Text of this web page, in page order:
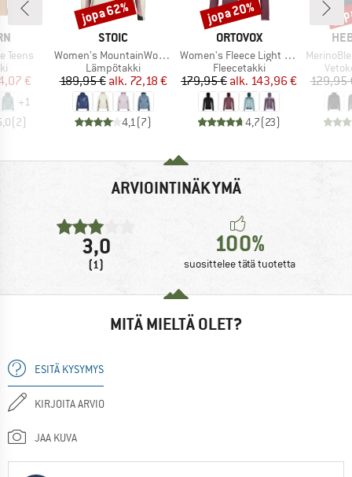
Teens
hinta
€
+1
(2)
MERKKI
STOIC
Tuote
Women's MountainWool60 JokkmokkSt. Hoody
Tuoteryhmä
Lämpötakki
Hinta
189,95 € Alennettu hinta
alk. 72,18 €
4,1(7)
Alennus
jopa 62%
MERKKI
ORTOVOX
Tuote
Women's Fleece Light Hoody
Tuoteryhmä
Fleecetakki
Hinta
179,95 € Alennettu hinta
alk. 143,96 €
4,7(23)
Alennus
jopa 20%
Tuote
MerinoBlend
129,95
ARVIOINTINÄKYMÄ
3,0
(1)
100%
suosittelee tätä tuotetta
MITÄ MIELTÄ OLET?
ESITÄ KYSYMYS
KIRJOITA ARVIO
JAA KUVA